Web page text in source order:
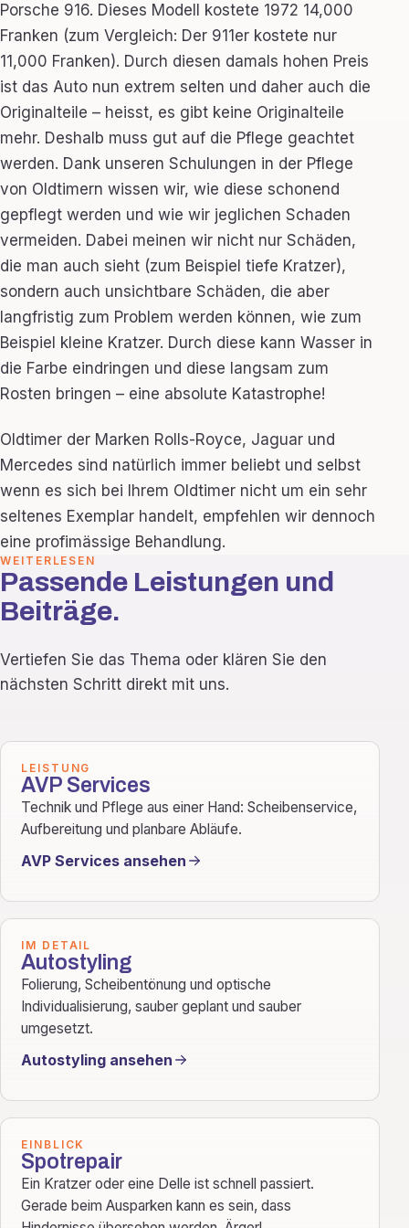
Porsche 916. Dieses Modell kostete 1972 14,000
Franken (zum Vergleich: Der 911er kostete nur
11,000 Franken). Durch diesen damals hohen Preis
ist das Auto nun extrem selten und daher auch die
Originalteile – heisst, es gibt keine Originalteile
mehr. Deshalb muss gut auf die Pflege geachtet
werden. Dank unseren Schulungen in der Pflege
von Oldtimern wissen wir, wie diese schonend
gepflegt werden und wie wir jeglichen Schaden
vermeiden. Dabei meinen wir nicht nur Schäden,
die man auch sieht (zum Beispiel tiefe Kratzer),
sondern auch unsichtbare Schäden, die aber
langfristig zum Problem werden können, wie zum
Beispiel kleine Kratzer. Durch diese kann Wasser in
die Farbe eindringen und diese langsam zum
Rosten bringen – eine absolute Katastrophe!
Oldtimer der Marken Rolls-Royce, Jaguar und
Mercedes sind natürlich immer beliebt und selbst
wenn es sich bei Ihrem Oldtimer nicht um ein sehr
seltenes Exemplar handelt, empfehlen wir dennoch
eine profimässige Behandlung.
WEITERLESEN
Passende Leistungen und
Beiträge.
Vertiefen Sie das Thema oder klären Sie den
nächsten Schritt direkt mit uns.
LEISTUNG
AVP Services
Technik und Pflege aus einer Hand: Scheibenservice,
Aufbereitung und planbare Abläufe.
AVP Services ansehen
IM DETAIL
Autostyling
Folierung, Scheibentönung und optische
Individualisierung, sauber geplant und sauber
umgesetzt.
Autostyling ansehen
EINBLICK
Spotrepair
Ein Kratzer oder eine Delle ist schnell passiert.
Gerade beim Ausparken kann es sein, dass